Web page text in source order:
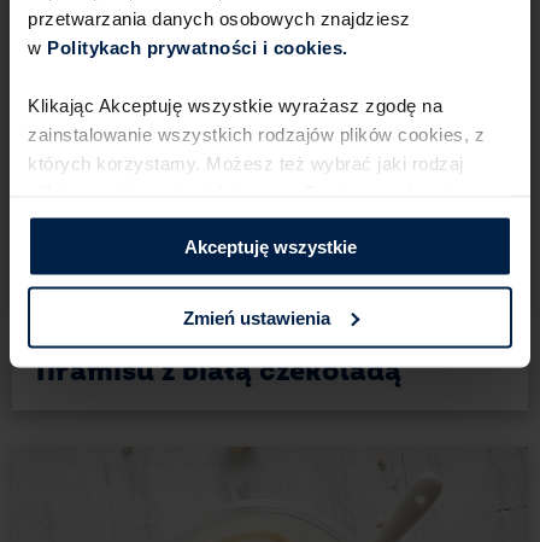
przetwarzania danych osobowych znajdziesz
w Politykach prywatności i cookies.​ ​
Klikając Akceptuję wszystkie wyrażasz zgodę na
zainstalowanie wszystkich rodzajów plików cookies,​ z
których korzystamy. Możesz też wybrać jaki rodzaj
klikając Zmień ustawienia.​ ​
Akceptuję wszystkie
Zmień ustawienia
Średnie
Tiramisu z białą czekoladą